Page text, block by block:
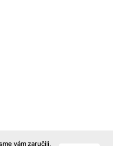
vám zaručili,